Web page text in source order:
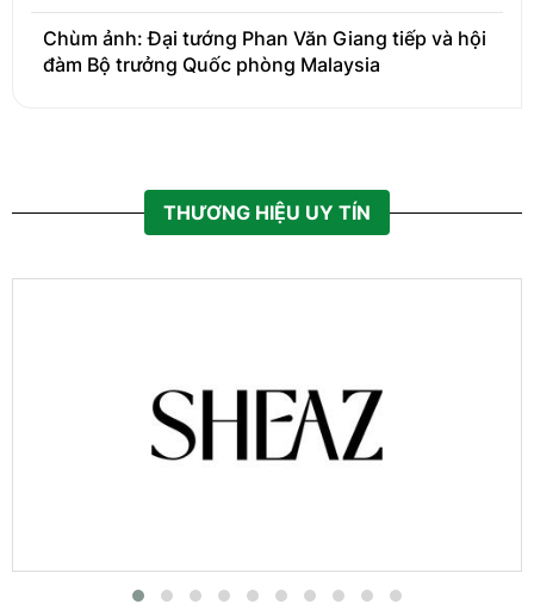
Chùm ảnh: Đại tướng Phan Văn Giang tiếp và hội
đàm Bộ trưởng Quốc phòng Malaysia
THƯƠNG HIỆU UY TÍN